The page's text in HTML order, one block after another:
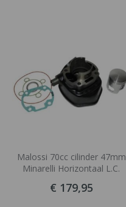
Malossi 70cc cilinder 47mm
Minarelli Horizontaal L.C.
€ 179,95